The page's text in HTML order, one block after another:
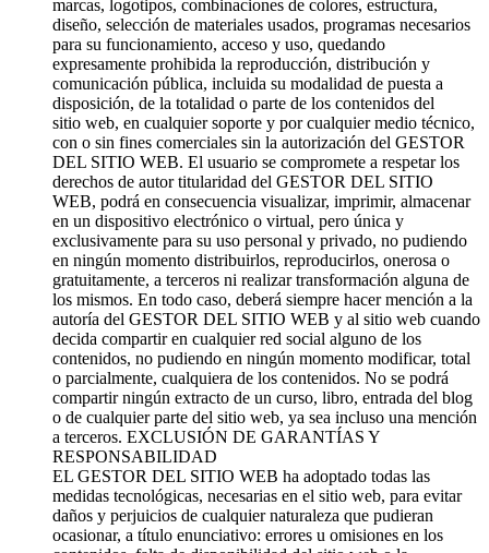
marcas, logotipos, combinaciones de colores, estructura,
diseño, selección de materiales usados, programas necesarios
para su funcionamiento, acceso y uso, quedando
expresamente prohibida la reproducción, distribución y
comunicación pública, incluida su modalidad de puesta a
disposición, de la totalidad o parte de los contenidos del
sitio web, en cualquier soporte y por cualquier medio técnico,
con o sin fines comerciales sin la autorización del GESTOR
DEL SITIO WEB. El usuario se compromete a respetar los
derechos de autor titularidad del GESTOR DEL SITIO
WEB, podrá en consecuencia visualizar, imprimir, almacenar
en un dispositivo electrónico o virtual, pero única y
exclusivamente para su uso personal y privado, no pudiendo
en ningún momento distribuirlos, reproducirlos, onerosa o
gratuitamente, a terceros ni realizar transformación alguna de
los mismos. En todo caso, deberá siempre hacer mención a la
autoría del GESTOR DEL SITIO WEB y al sitio web cuando
decida compartir en cualquier red social alguno de los
contenidos, no pudiendo en ningún momento modificar, total
o parcialmente, cualquiera de los contenidos. No se podrá
compartir ningún extracto de un curso, libro, entrada del blog
o de cualquier parte del sitio web, ya sea incluso una mención
a terceros. EXCLUSIÓN DE GARANTÍAS Y
RESPONSABILIDAD
EL GESTOR DEL SITIO WEB ha adoptado todas las
medidas tecnológicas, necesarias en el sitio web, para evitar
daños y perjuicios de cualquier naturaleza que pudieran
ocasionar, a título enunciativo: errores u omisiones en los